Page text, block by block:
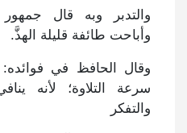
والتدبر وبه قال
وأباحت طائفة قليلة الهذَّ.
وقال الحافظ في
سرعة التلاوة؛ لأنه
والتفكر